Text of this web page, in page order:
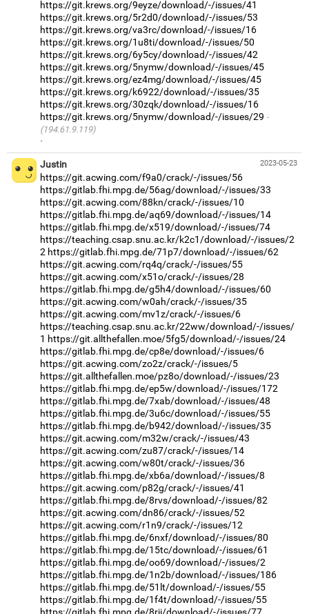
https://git.krews.org/9eyze/download/-/issues/41
https://git.krews.org/5r2d0/download/-/issues/53
https://git.krews.org/va3rc/download/-/issues/16
https://git.krews.org/1u8ti/download/-/issues/50
https://git.krews.org/6y5cy/download/-/issues/42
https://git.krews.org/5nymw/download/-/issues/45
https://git.krews.org/ez4mg/download/-/issues/45
https://git.krews.org/k6922/download/-/issues/35
https://git.krews.org/30zqk/download/-/issues/16
https://git.krews.org/5nymw/download/-/issues/29
(194.61.9.119)
·
2023-05-23
Justin
https://git.acwing.com/f9a0/crack/-/issues/56
https://gitlab.fhi.mpg.de/56ag/download/-/issues/33
https://git.acwing.com/88kn/crack/-/issues/10
https://gitlab.fhi.mpg.de/aq69/download/-/issues/14
https://gitlab.fhi.mpg.de/x519/download/-/issues/74
https://teaching.csap.snu.ac.kr/k2c1/download/-/issues/2
2 https://gitlab.fhi.mpg.de/71p7/download/-/issues/62
https://git.acwing.com/rq4q/crack/-/issues/55
https://git.acwing.com/x51o/crack/-/issues/28
https://gitlab.fhi.mpg.de/g5h4/download/-/issues/60
https://git.acwing.com/w0ah/crack/-/issues/35
https://git.acwing.com/mv1z/crack/-/issues/6
https://teaching.csap.snu.ac.kr/22ww/download/-/issues/
1 https://git.allthefallen.moe/5fg5/download/-/issues/24
https://gitlab.fhi.mpg.de/cp8e/download/-/issues/6
https://git.acwing.com/zo2z/crack/-/issues/5
https://git.allthefallen.moe/pz8o/download/-/issues/23
https://gitlab.fhi.mpg.de/ep5w/download/-/issues/172
https://gitlab.fhi.mpg.de/7xab/download/-/issues/48
https://gitlab.fhi.mpg.de/3u6c/download/-/issues/55
https://gitlab.fhi.mpg.de/b942/download/-/issues/35
https://git.acwing.com/m32w/crack/-/issues/43
https://git.acwing.com/zu87/crack/-/issues/14
https://git.acwing.com/w80t/crack/-/issues/36
https://gitlab.fhi.mpg.de/xb6a/download/-/issues/8
https://git.acwing.com/p82g/crack/-/issues/41
https://gitlab.fhi.mpg.de/8rvs/download/-/issues/82
https://git.acwing.com/dn86/crack/-/issues/52
https://git.acwing.com/r1n9/crack/-/issues/12
https://gitlab.fhi.mpg.de/6nxf/download/-/issues/80
https://gitlab.fhi.mpg.de/15tc/download/-/issues/61
https://gitlab.fhi.mpg.de/oo69/download/-/issues/2
https://gitlab.fhi.mpg.de/1n2b/download/-/issues/186
https://gitlab.fhi.mpg.de/51lt/download/-/issues/55
https://gitlab.fhi.mpg.de/1f4t/download/-/issues/55